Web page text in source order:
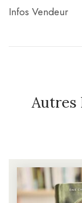
Infos Vendeur
Autres